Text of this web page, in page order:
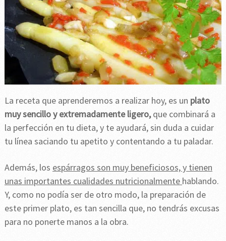
La receta que aprenderemos a realizar hoy, es un plato
muy sencillo y extremadamente ligero,que combinará a
la perfección en tu dieta, y te ayudará, sin duda a cuidar
tu línea saciando tu apetito y contentando a tu paladar.
Además, los espárragos son muy beneficiosos, y tienen
unas importantes cualidades nutricionalmente hablando.
Y, como no podía ser de otro modo, la preparación de
este primer plato, es tan sencilla que, no tendrás excusas
para no ponerte manos a la obra.